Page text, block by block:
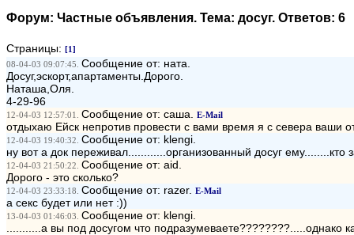
Форум: Частные объявления. Тема: досуг. Ответов: 6
Страницы: [1]
08-04-03 09:07:45. Сообщение от: ната.
Досуг,эскорт,апартаменты.Дорого.
Наташа,Оля.
4-29-96
12-04-03 12:57:01. Сообщение от: саша. E-Mail
отдыхаю Ейск непротив провести с вами время я с севера ваши
12-04-03 19:40:32. Сообщение от: klengi.
ну вот а док переживал............организованный досуг ему........кто
12-04-03 21:50:22. Сообщение от: aid.
Дорого - это сколько?
12-04-03 23:33:18. Сообщение от: razer. E-Mail
а секс будет или нет :))
13-04-03 01:46:03. Сообщение от: klengi.
...........а вы под досугом что подразумеваете????????.....однако